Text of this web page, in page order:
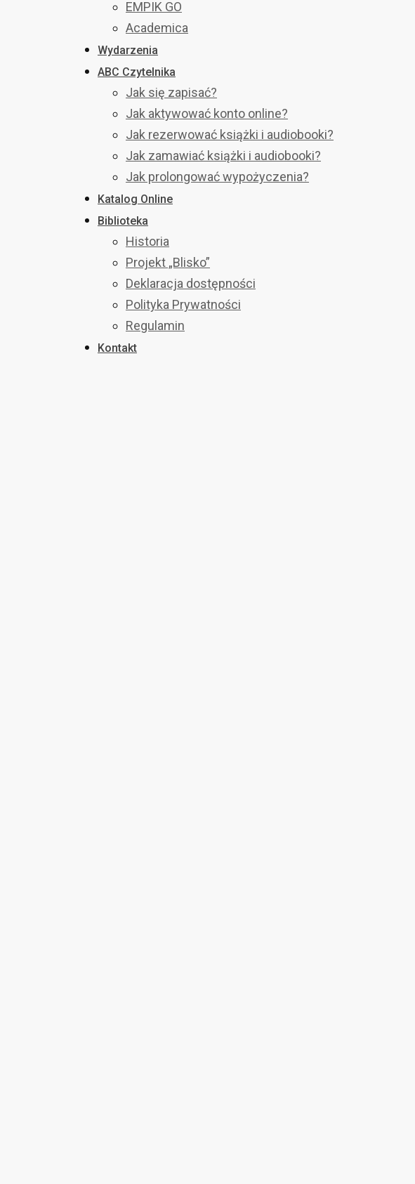
EMPIK GO
Academica
Wydarzenia
ABC Czytelnika
Jak się zapisać?
Jak aktywować konto online?
Jak rezerwować książki i audiobooki?
Jak zamawiać książki i audiobooki?
Jak prolongować wypożyczenia?
Katalog Online
Biblioteka
Historia
Projekt „Blisko”
Deklaracja dostępności
Polityka Prywatności
Regulamin
Kontakt